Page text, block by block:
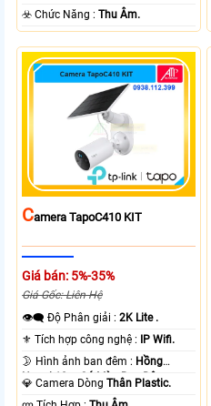
️☣️ Chức Năng :Thu Âm.
CAmera TapoC410 KIT
Giá bán: 5%-35%
Giá Gốc: Liên Hệ
👁️‍🗨 Độ Phân giải :2K Lite .
⚜️ Tích hợp công nghệ : IP Wifi.
🌛 Hình ảnh ban đêm : Hồng
Ngoại 10m Có Màu Ban Ðêm.
💎 Camera DòngThân Plastic.